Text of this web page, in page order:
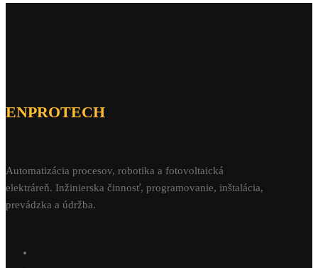
ENPROTECH
Automatizácia procesov, robotika a fotovoltaická
elektráreň. Inžinierska činnosť, programovanie, inštalácia,
prevádzka a údržba.